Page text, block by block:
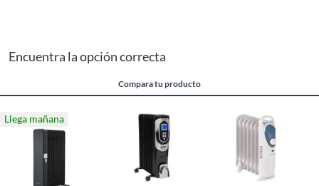
calefacción
15 m2
2000 W
sin uso, tal como te lo entregamos. Ten en cuenta que lo debes haber
Productos que, por su naturaleza, no puedan ser devueltos,
puedan deteriorarse o caducar con rapidez.
Confeccionados a la medida.
De uso personal.
Encuentra la opción correcta
Compara tu producto
Llega mañana